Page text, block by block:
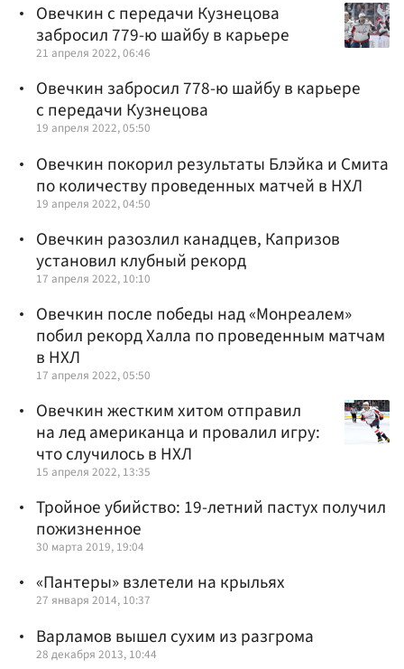
Овечкин с передачи Кузнецова
забросил 779-ю шайбу в карьере
21 апреля 2022, 06:46
Овечкин забросил 778-ю шайбу в карьере
с передачи Кузнецова
19 апреля 2022, 05:50
Овечкин покорил результаты Блэйка и Смита
по количеству проведенных матчей в НХЛ
19 апреля 2022, 04:50
Овечкин разозлил канадцев, Капризов
установил клубный рекорд
17 апреля 2022, 10:10
Овечкин после победы над «Монреалем»
побил рекорд Халла по проведенным матчам
в НХЛ
17 апреля 2022, 05:50
Овечкин жестким хитом отправил
на лед американца и провалил игру:
что случилось в НХЛ
15 апреля 2022, 13:35
Тройное убийство: 19-летний пастух получил
пожизненное
30 марта 2019, 19:04
«Пантеры» взлетели на крыльях
27 января 2014, 10:37
Варламов вышел сухим из разгрома
28 декабря 2013, 10:44